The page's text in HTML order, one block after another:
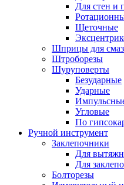
Для стен и
Щеточные
Шприцы для
Штроборезы
Шуруповерты
Безударные
Ударные
Угловые
По
Ручной инструмент
Заклепочники
Для
Для
Болторезы